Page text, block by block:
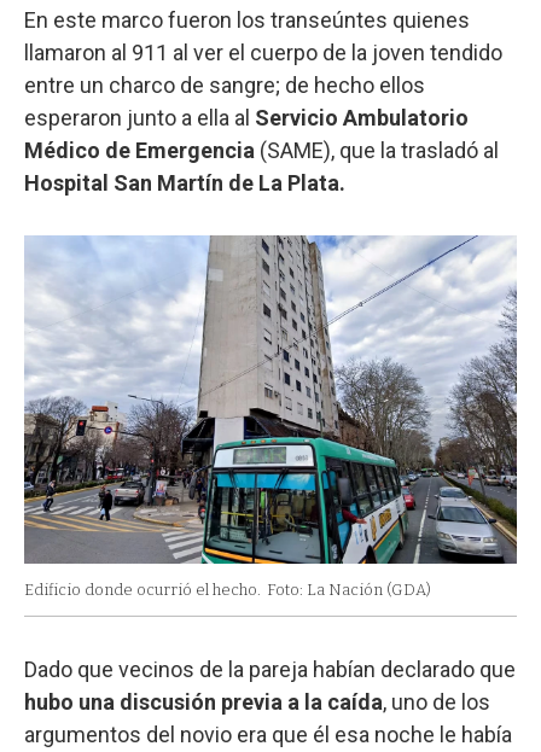
En este marco fueron los transeúntes quienes
llamaron al 911 al ver el cuerpo de la joven tendido
entre un charco de sangre; de hecho ellos
esperaron junto a ella al Servicio Ambulatorio
Médico de Emergencia (SAME), que la trasladó al
Hospital San Martín de La Plata.
Edificio donde ocurrió el hecho. Foto: La Nación (GDA)
Dado que vecinos de la pareja habían declarado que
hubo una discusión previa a la caída, uno de los
argumentos del novio era que él esa noche le había